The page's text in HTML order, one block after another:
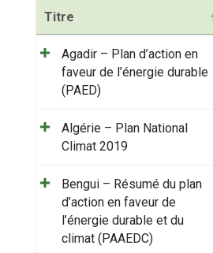
Titre
Agadir – Plan d’action en
faveur de l’énergie durable
(PAED)
Algérie – Plan National
Climat 2019
Bengui – Résumé du plan
d’action en faveur de
l’énergie durable et du
climat (PAAEDC)